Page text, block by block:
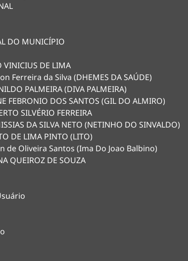
DO MUNICÍPIO
DE LIMA
Ferreira da Silva (DHEMES DA SAÚDE)
PALMEIRA (DIVA PALMEIRA)
FEBRONIO DOS SANTOS (GIL DO ALMIRO)
SILVÉRIO FERREIRA
DA SILVA NETO (NETINHO DO SINVALDO)
DE LIMA PINTO (LITO)
de Oliveira Santos (Ima Do Joao Balbino)
QUEIROZ DE SOUZA